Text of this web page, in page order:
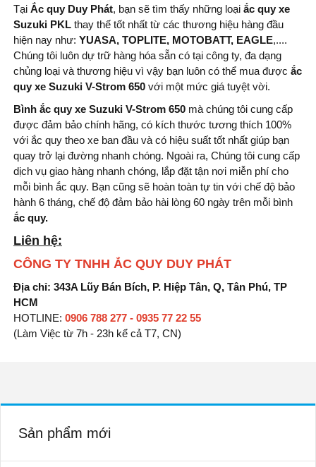
Sản phẩm mới
Tại Ắc quy Duy Phát, bạn sẽ tìm thấy những loại ắc quy xe
Suzuki PKL thay thế tốt nhất từ ​​các thương hiệu hàng đầu
hiện nay như: YUASA, TOPLITE, MOTOBATT, EAGLE,....
Chúng tôi luôn dự trữ hàng hóa sẵn có tại công ty, đa dạng
chủng loại và thương hiệu vì vậy bạn luôn có thể mua được ắc
quy xe Suzuki V-Strom 650 với một mức giá tuyệt vời.
Bình ắc quy xe Suzuki V-Strom 650 mà chúng tôi cung cấp
được đảm bảo chính hãng, có kích thước tương thích 100%
với ắc quy theo xe ban đầu và có hiệu suất tốt nhất giúp bạn
quay trở lại đường nhanh chóng. Ngoài ra, Chúng tôi cung cấp
dịch vụ giao hàng nhanh chóng, lắp đặt tận nơi miễn phí cho
mỗi bình ắc quy. Bạn cũng sẽ hoàn toàn tự tin với chế độ bảo
hành 6 tháng, chế độ đảm bảo hài lòng 60 ngày trên mỗi bình
ắc quy.
Liên hệ:
CÔNG TY TNHH ẮC QUY DUY PHÁT
Địa chỉ: 343A Lũy Bán Bích, P. Hiệp Tân, Q, Tân Phú, TP
HCM
HOTLINE: 0906 788 277 - 0935 77 22 55
(Làm Việc từ 7h - 23h kể cả T7, CN)